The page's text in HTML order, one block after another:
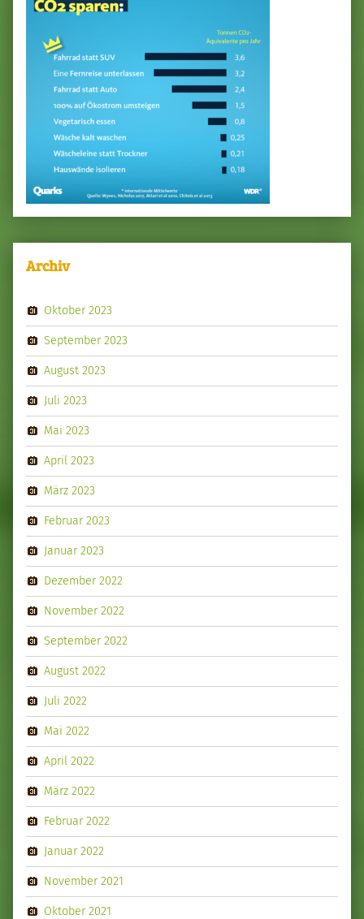
Archiv
Oktober 2023
September 2023
August 2023
Juli 2023
Mai 2023
April 2023
März 2023
Februar 2023
Januar 2023
Dezember 2022
November 2022
September 2022
August 2022
Juli 2022
Mai 2022
April 2022
März 2022
Februar 2022
Januar 2022
November 2021
Oktober 2021